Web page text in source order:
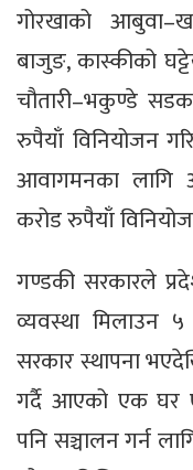
गोरखाको
बाजुङ, कास्कीको
चौतारी–भकुण्डे
रुपैयाँ विनियोजन
आवागमनका लागि
करोड रुपैयाँ
गण्डकी सरकारले
व्यवस्था मिलाउन
सरकार स्थापना
गर्दै आएको एक घर
पनि सञ्चालन गर्न